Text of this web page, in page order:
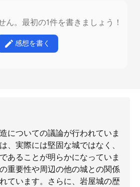
ん。最初の1件を書きましょう！
感想を書く
についての議論が行われていま
、実際には堅固な城ではなく、
あることが明らかになっていま
重要性や周辺の他の城との関係
ています。さらに、岩屋城の歴